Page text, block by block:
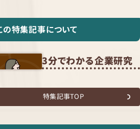
の特集記事について
3分でわかる企業研究
特集記事TOP